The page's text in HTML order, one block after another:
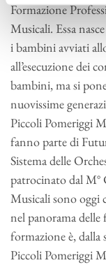
Formazione
Musicali. Essa
i bambini avviati
all’esecuzione dei
bambini, ma si
nuovissime
Piccoli Pomeriggi
fanno parte di
Sistema delle
patrocinato dal M°
Musicali sono oggi
nel panorama
formazione è, dalla
Piccoli Pomeriggi